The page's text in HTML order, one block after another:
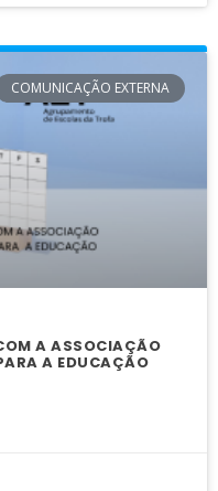
COMUNICAÇÃO EXTERNA
A ASSOCIAÇÃO
A EDUCAÇÃO